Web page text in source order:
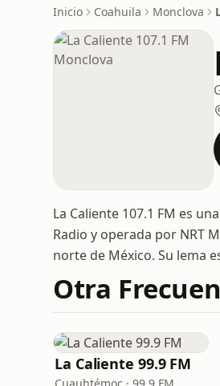
Inicio Coahuila Monclova
La Caliente 107.1 FM es
Radio y operada por NRT
norte de México. Su lema
Otra
La Caliente 99.9 FM